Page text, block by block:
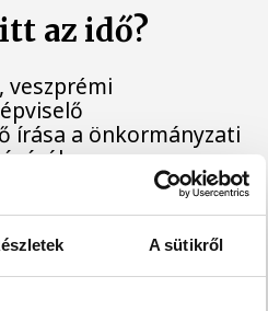
A sütikről
az idő?
veszprémi
írása a önkormányzati
egy turbina